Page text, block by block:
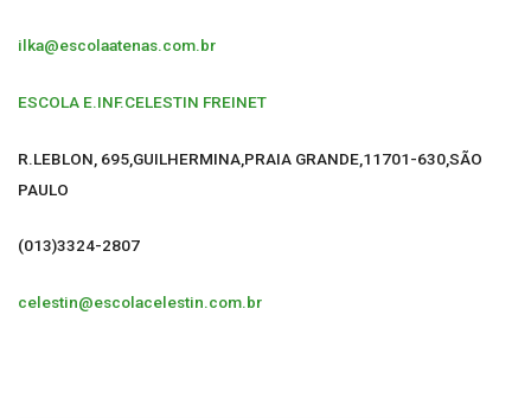
ilka@escolaatenas.com.br
ESCOLA E.INF.CELESTIN FREINET
R.LEBLON, 695,GUILHERMINA,PRAIA GRANDE,11701-630,SÃO
PAULO
(013)3324-2807
celestin@escolacelestin.com.br